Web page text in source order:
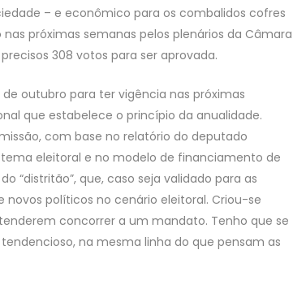
– e econômico para os combalidos cofres
próximas semanas pelos plenários da Câmara
308 votos para ser aprovada.
outubro para ter vigência nas próximas
que estabelece o princípio da anualidade.
com base no relatório do deputado
eleitoral e no modelo de financiamento de
“distritão”, que, caso seja validado para as
novos políticos no cenário eleitoral. Criou-se
concorrer a um mandato. Tenho que se
na mesma linha do que pensam as